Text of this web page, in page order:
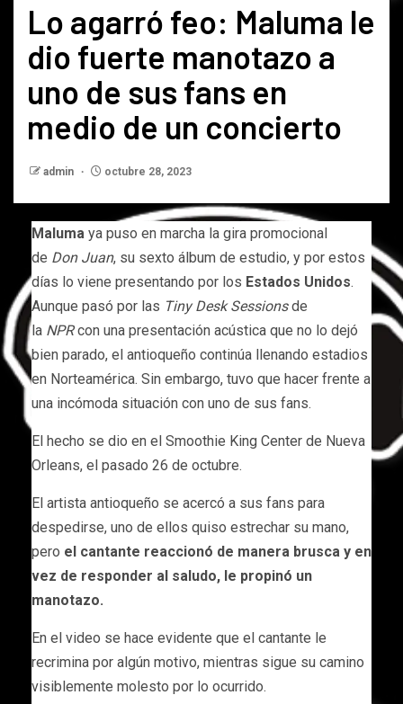
Lo agarró feo: Maluma le
dio fuerte manotazo a
uno de sus fans en
medio de un concierto
admin octubre 28, 2023
Maluma ya puso en marcha la gira promocional
de Don Juan, su sexto álbum de estudio, y por estos
días lo viene presentando por los Estados Unidos.
Aunque pasó por las Tiny Desk Sessionsde
la NPRcon una presentación acústica que no lo dejó
bien parado, el antioqueño continúa llenando estadios
en Norteamérica. Sin embargo, tuvo que hacer frente a
una incómoda situación con uno de sus fans.
El hecho se dio en el Smoothie King Center de Nueva
Orleans, el pasado 26 de octubre.
El artista antioqueño se acercó a sus fans para
despedirse, uno de ellos quiso estrechar su mano,
pero el cantante reaccionó de manera brusca y en
vez de responder al saludo, le propinó un
manotazo.
En el video se hace evidente que el cantante le
recrimina por algún motivo, mientras sigue su camino
visiblemente molesto por lo ocurrido.